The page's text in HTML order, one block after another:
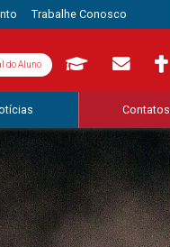
Trabalhe Conosco
do Aluno
Contatos